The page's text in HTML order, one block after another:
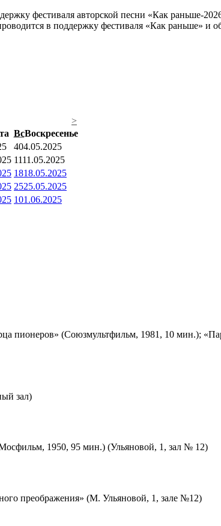
в поддержку фестиваля «Как раньше» и
>
ВсВоскресенье
404.05.2025
1111.05.2025
1818.05.2025
2525.05.2025
101.06.2025
(Союзмультфильм, 1981, 10 мин.);
зал)
1950, 95 мин.) (Ульяновой, 1, зал № 12)
преображения» (М. Ульяновой, 1, зале №12)